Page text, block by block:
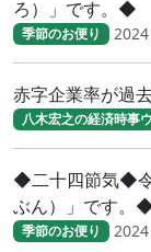
ろ）」です。◆
季節のお便り
赤字企業率が過
八木宏之の経済時事
◆二十四節気◆令
ぶん）」です。
季節のお便り